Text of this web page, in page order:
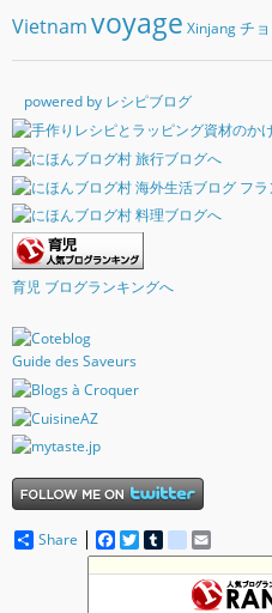
Vietnamvoyage Xinjang チ
powered by レシピブログ
育児 ブログランキングへ
Guide des Saveurs
Share
F
a
c
T
w
i
T
u
m
d
e
l
m
a
i